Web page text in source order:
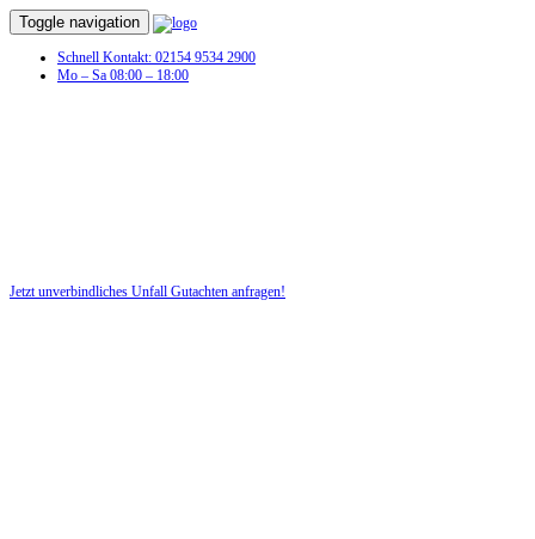
Toggle navigation
Schnell Kontakt: 02154 9534 2900
Mo – Sa 08:00 – 18:00
Jetzt unverbindliches Unfall Gutachten anfragen!